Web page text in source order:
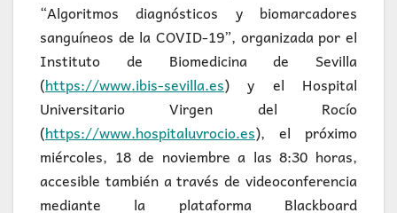
“Algoritmos diagnósticos y biomarcadores
sanguíneos de la COVID-19”, organizada por el
Instituto de Biomedicina de Sevilla
(https://www.ibis-sevilla.es) y el Hospital
Universitario Virgen del Rocío
(https://www.hospitaluvrocio.es), el próximo
miércoles, 18 de noviembre a las 8:30 horas,
accesible también a través de videoconferencia
mediante la plataforma Blackboard